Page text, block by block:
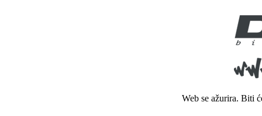
Web se ažurira. Biti